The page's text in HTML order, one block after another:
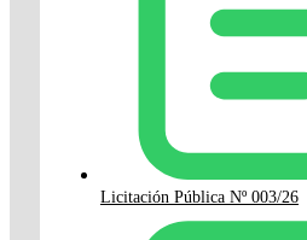
Licitación Pública Nº 003/26